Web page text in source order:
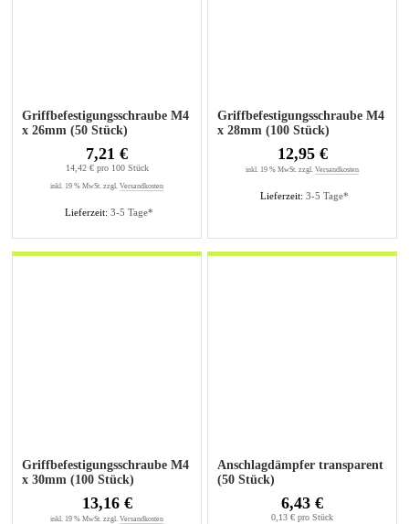
Griffbefestigungsschraube M4
x 26mm (50 Stück)
Lieferzeit: 3-5 Tage*
7,21 €
14,42 € pro 100 Stück
inkl. 19 % MwSt. zzgl. Versandkosten
Griffbefestigungsschraube M4
x 28mm (100 Stück)
Lieferzeit: 3-5 Tage*
12,95 €
inkl. 19 % MwSt. zzgl. Versandkosten
Griffbefestigungsschraube M4
x 30mm (100 Stück)
13,16 €
inkl. 19 % MwSt. zzgl. Versandkosten
Anschlagdämpfer transparent
(50 Stück)
6,43 €
0,13 € pro Stück